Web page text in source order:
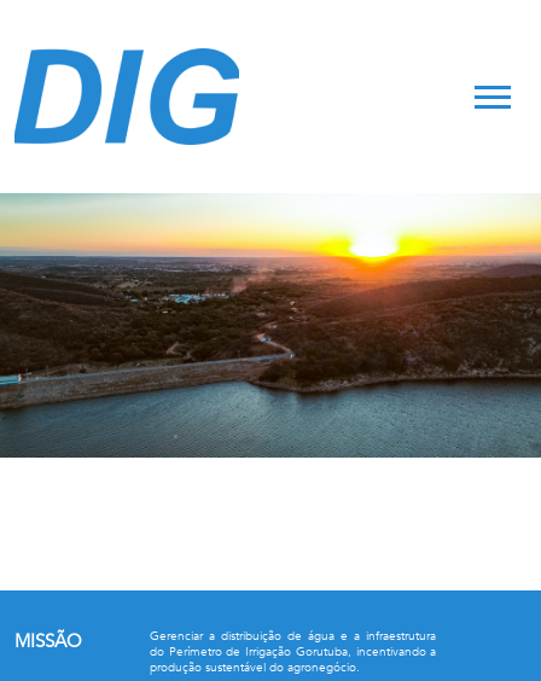
MISSÃO
Gerenciar a distribuição de água e a infraestrutura
do Perímetro de Irrigação Gorutuba, incentivando a
produção sustentável do agronegócio.